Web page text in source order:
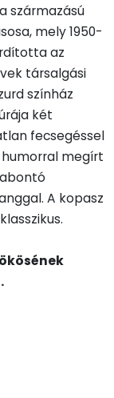
származású
mely 1950-
az
társalgási
színház
két
fecsegéssel
megírt
A kopasz